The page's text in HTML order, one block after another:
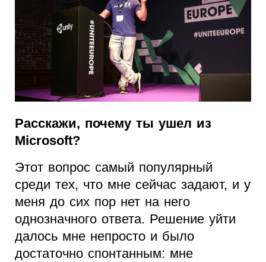
Расскажи, почему ты ушел из
Microsoft?
Этот вопрос самый популярный
среди тех, что мне сейчас задают, и у
меня до сих пор нет на него
однозначного ответа. Решение уйти
далось мне непросто и было
достаточно спонтанным: мне